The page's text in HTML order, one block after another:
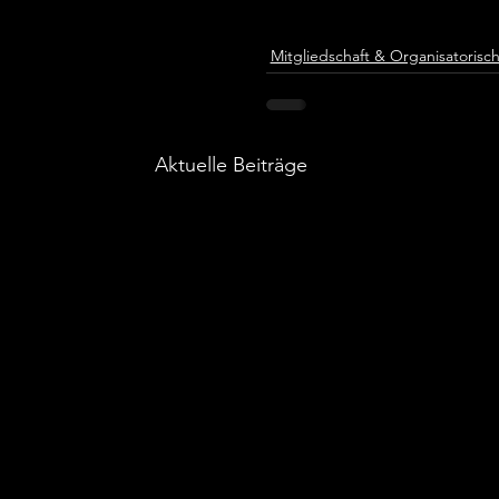
Mitgliedschaft &
Aktuelle Beiträge